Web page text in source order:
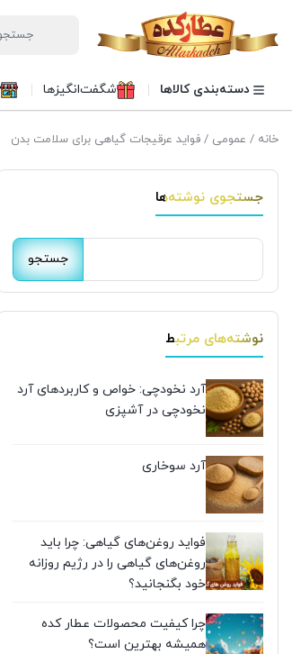
دسته‌بندی کالاها شگفت‌انگیزها
خانه / عمومی / فواید عرقیجات گیاهی برای سلامت بدن
جستجوی نوشته‌ها
برای:
نوشته‌های مرتبط
آرد نخودچی: خواص و کاربردهای آرد
نخودچی در آشپزی
آرد سوخاری
فواید روغن‌های گیاهی: چرا باید
روغن‌های گیاهی را در رژیم روزانه
خود بگنجانید؟
چرا کیفیت محصولات عطار کده
همیشه بهترین است؟